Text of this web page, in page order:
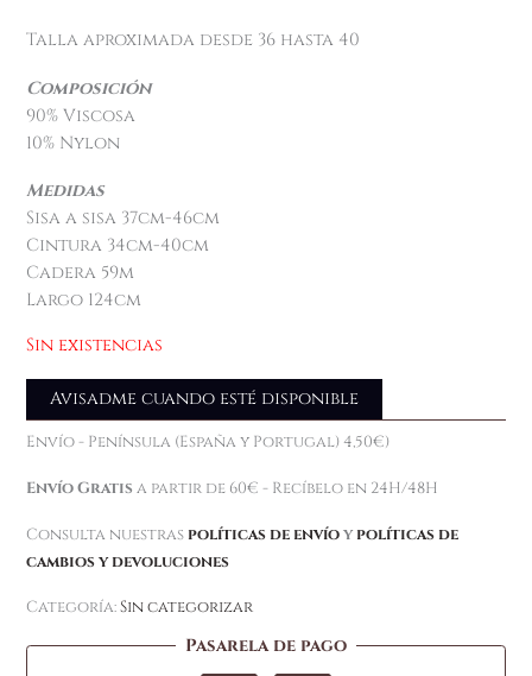
Talla aproximada desde 36 hasta 40
Composición
90% Viscosa
10% Nylon
Medidas
Sisa a sisa 37cm-46cm
Cintura 34cm-40cm
Cadera 59m
Largo 124cm
Sin existencias
Avisadme cuando esté disponible
Envío - Península (España y Portugal) 4,50€)
Envío Gratis a partir de 60€ - Recíbelo en 24H/48H
Consulta nuestras políticas de envíoy políticas de
cambios y devoluciones
Categoría:Sin categorizar
Pasarela de pago